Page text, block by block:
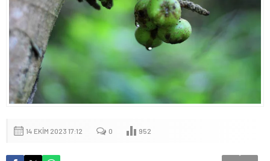
14 EKIM 2023 17:12 0 952